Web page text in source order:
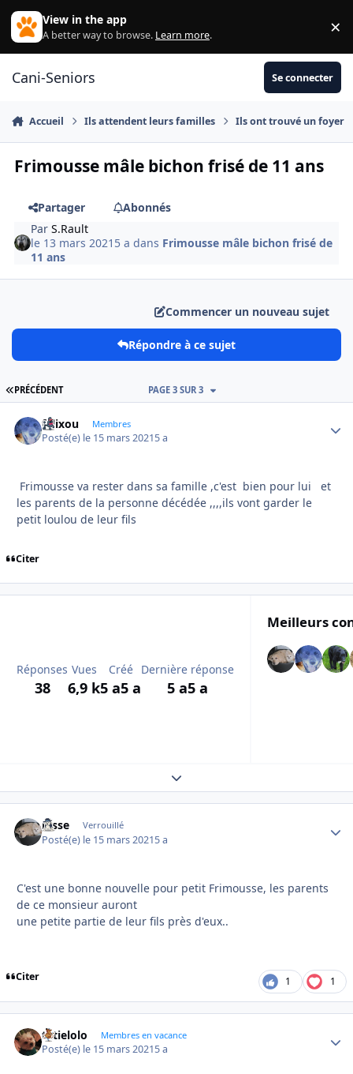
Aller au contenu
View in the app
A better way to browse. Learn more. ×
Cani-Seniors Se connecter
Accueil Ils attendent leurs familles Ils ont trouvé un foyer
Frimousse mâle bichon frisé de 11 ans
Partager
Abonnés
ParS.Rault
le 13 mars 2021 5 a dans Frimousse mâle bichon frisé de
11 ans
Commencer un nouveau sujet
Répondre à ce sujet
PREMIÈRE PAGE
PRÉCÉDENT PAGE 3 SUR 3
felixou Membres
Posté(e) le 15 mars 20215 a
Frimousse va rester dans sa famille ,c'est bien pour lui et
les parents de la personne décédée ,,,,ils vont garder le
petit loulou de leur fils
Citer
Réponses
38
Vues
6,9 k
Créé
5 a5 a
Dernière réponse
5 a5 a
Meilleurs
Expand topic overview
josse Verrouillé
Posté(e) le 15 mars 20215 a
C'est une bonne nouvelle pour petit Frimousse, les parents
de ce monsieur auront
une petite partie de leur fils près d'eux..
Citer 1 1
tatielolo Membres en vacance
Posté(e) le 15 mars 20215 a